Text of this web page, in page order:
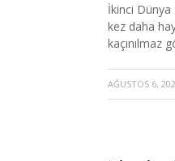
İkinci Dünya
kez daha
kaçınılmaz
AĞUSTOS 6,